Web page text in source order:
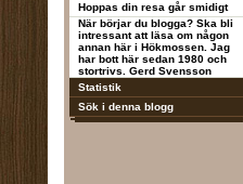
Hoppas din resa går smidigt
När börjar du blogga? Ska bli
intressant att läsa om någon
annan här i Hökmossen. Jag
har bott här sedan 1980 och
stortrivs. Gerd Svensson
Statistik
Sök i denna blogg